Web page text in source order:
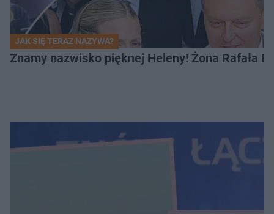
JAK SIĘ TERAZ NAZYWA?
Znamy nazwisko pięknej Heleny! Żona Rafała